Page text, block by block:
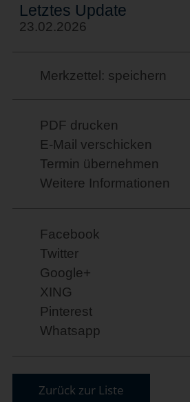
Letztes Update
23.02.2026
Merkzettel: speichern
PDF drucken
E-Mail verschicken
Termin übernehmen
Weitere Informationen
Facebook
Twitter
Google+
XING
Pinterest
Whatsapp
Zurück zur Liste